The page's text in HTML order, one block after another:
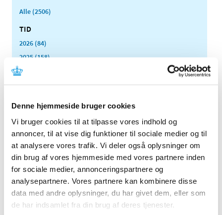
Denne hjemmeside bruger cookies
Vi bruger cookies til at tilpasse vores indhold og
annoncer, til at vise dig funktioner til sociale medier og til
at analysere vores trafik. Vi deler også oplysninger om
din brug af vores hjemmeside med vores partnere inden
for sociale medier, annonceringspartnere og
analysepartnere. Vores partnere kan kombinere disse
data med andre oplysninger, du har givet dem, eller som
de har indsamlet fra din brug af deres tjenester.
Alle (2506)
TID
2026 (84)
2025 (158)
2024 (224)
2023 (195)
2021 (516)
2020 (263)
2019 (159)
2018 (150)
2017 (167)
2016 (167)
2015 (33)
2014 (44)